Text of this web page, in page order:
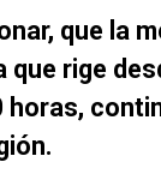
que la
que rige
horas,